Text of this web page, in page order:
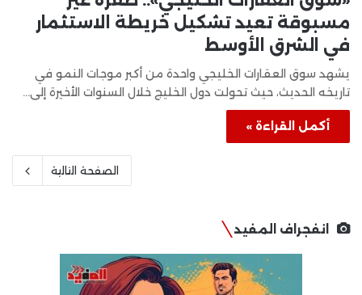
مسبوقة تعيد تشكيل خريطة الاستثمار
في الشرق الأوسط
يشهد سوق العقارات الخليجي واحدة من أكبر موجات النمو في
تاريخه الحديث، حيث تحولت دول الخليج خلال السنوات الأخيرة إلى…
أكمل القراءة »
الصفحة التالية
انفجراف المفيد